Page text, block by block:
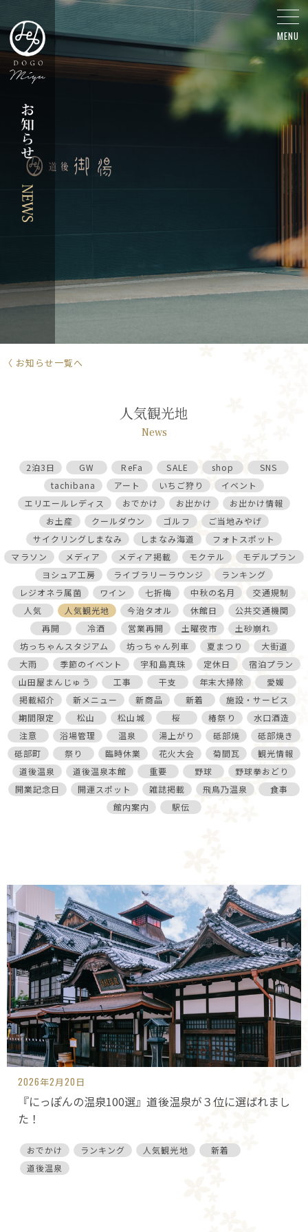
人気観光地 - お知
〈 お知らせ一覧へ
人気観光地
News
2泊3日 GW ReFa SALE shop
SNS
tachibana
アート いちご狩り
イベント
エリエールレディス
おでかけ お出かけ
お出かけ情報
お土産
クールダウン ゴルフ
ご当地みやげ
サイクリングしまなみ
しまなみ海道
フォトスポット
マラソン
メディア メディア掲載 モクテル
モデルプラン
ヨシュア工房
ライブラリーラウンジ
ランキング
レジオネラ属菌
ワイン 七折梅 中秋の名月
交通規制
人気
人気観光地 今治タオル 休館日
公共交通機関
再開
冷酒 営業再開 土曜夜市
土砂崩れ
坊っちゃんスタジアム
坊っちゃん列車 夏まつり
大街道
大雨
季節のイベント 宇和島真珠 定休日
宿泊プラン
山田屋まんじゅう
工事 干支 年末大掃除
愛媛
掲載紹介
新メニュー 新商品 新着
施設・サービス
期間限定
松山 松山城 桜 椿祭り
水口酒造
注意
浴場管理 温泉 湯上がり 砥部焼
砥部焼き
砥部町
祭り 臨時休業 花火大会 菊間瓦
観光情報
道後温泉
道後温泉本館 重要 野球
野球拳おどり
開業記念日
開運スポット 雑誌掲載 飛鳥乃温泉
食事
館内案内
駅伝
2026年2月20日
『にっぽんの温泉100選』道後温泉が３位に選ばれまし
た！
おでかけ ランキング 人気観光地
新着
道後温泉